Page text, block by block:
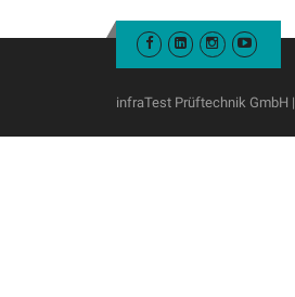
infraTest Prüftechnik GmbH |